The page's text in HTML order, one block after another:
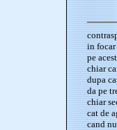
in
pe
chiar
dupa
da pe
chiar
cat de
cand